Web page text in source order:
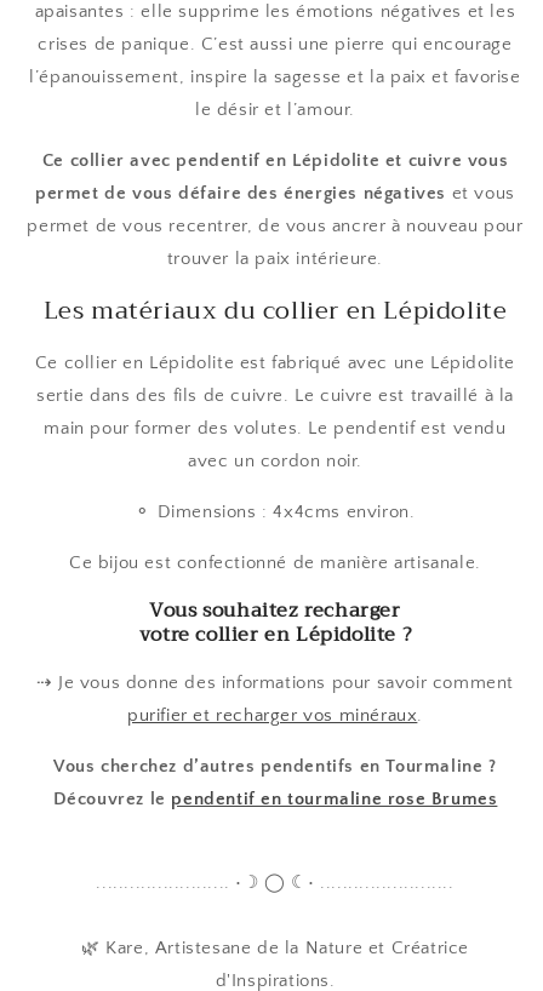
apaisantes : elle supprime les émotions négatives et les
crises de panique. C’est aussi une pierre qui encourage
l’épanouissement, inspire la sagesse et la paix et favorise
le désir et l’amour.
Ce collier avec pendentif en Lépidolite et cuivre vous
permet de vous défaire des énergies négatives et vous
permet de vous recentrer, de vous ancrer à nouveau pour
trouver la paix intérieure.
Les matériaux du collier en Lépidolite
Ce collier en Lépidolite est fabriqué avec une Lépidolite
sertie dans des fils de cuivre. Le cuivre est travaillé à la
main pour former des volutes. Le pendentif est vendu
avec un cordon noir.
⚬ Dimensions : 4x4cms environ.
Ce bijou est confectionné de manière artisanale.
Vous souhaitez recharger
votre collier en Lépidolite ?
⇢ Je vous donne des informations pour savoir comment
purifier et recharger vos minéraux.
Vous cherchez d’autres pendentifs en Tourmaline ?
Découvrez le pendentif en tourmaline rose Brumes
........................ •☽ ◯ ☾• ........................
🌿 Kare, Artistesane de la Nature et Créatrice
d'Inspirations.